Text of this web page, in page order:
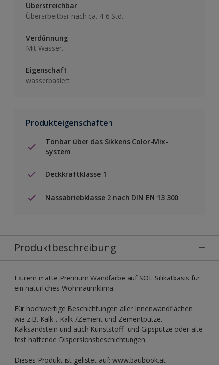
Überstreichbar
Überarbeitbar nach ca. 4-6 Std.
Verdünnung
Mit Wasser.
Eigenschaft
wasserbasiert
Produkteigenschaften
Tönbar über das Sikkens Color-Mix-
System
Deckkraftklasse 1
Nassabriebklasse 2 nach DIN EN 13 300
Produktbeschreibung
Extrem matte Premium Wandfarbe auf SOL-Silikatbasis für
ein natürliches Wohnraumklima.
Für hochwertige Beschichtungen aller Innenwandflächen
wie z.B. Kalk-, Kalk-/Zement und Zementputze,
Kalksandstein und auch Kunststoff- und Gipsputze oder alte
fest haftende Dispersionsbeschichtungen.
Dieses Produkt ist gelistet auf: www.baubook.at